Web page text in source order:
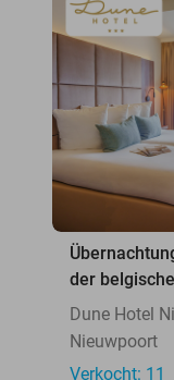
der
Dune Hotel
Nieuwpoort
Verkocht: 11